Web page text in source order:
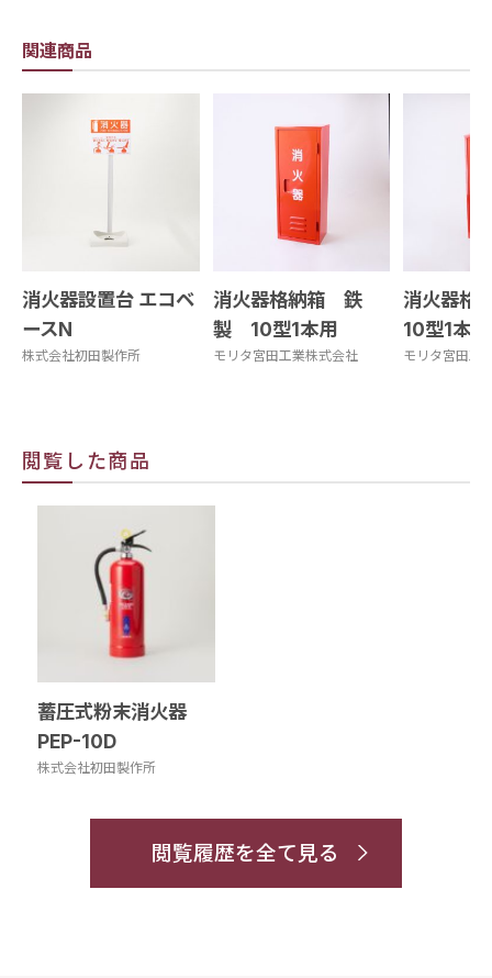
関連商品
消火器設置台 エコベ
ースN
株式会社初田製作所
消火器格納箱 鉄
製 10型1本用
モリタ宮田工業株式会社
消火器格
10型1本用
モリタ宮田工
閲覧した商品
蓄圧式粉末消火器
PEP-10D
株式会社初田製作所
閲覧履歴を全て見る